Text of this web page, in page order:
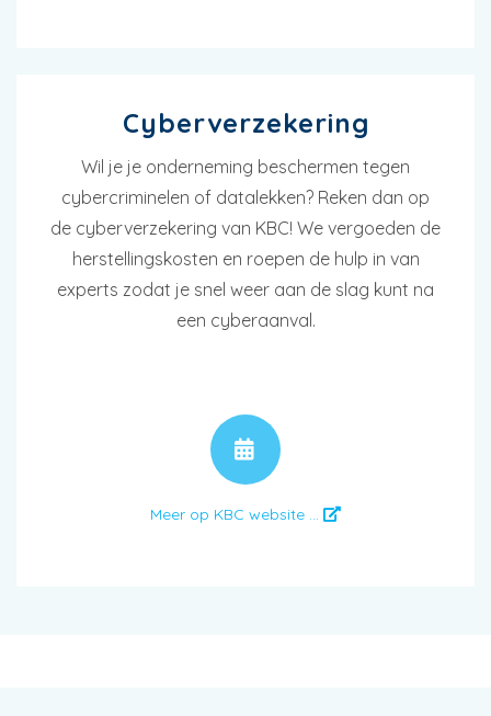
Cyberverzekering
Wil je je onderneming beschermen tegen
cybercriminelen of datalekken? Reken dan op
de cyberverzekering van KBC! We vergoeden de
herstellingskosten en roepen de hulp in van
experts zodat je snel weer aan de slag kunt na
een cyberaanval.
Meer op KBC website ...